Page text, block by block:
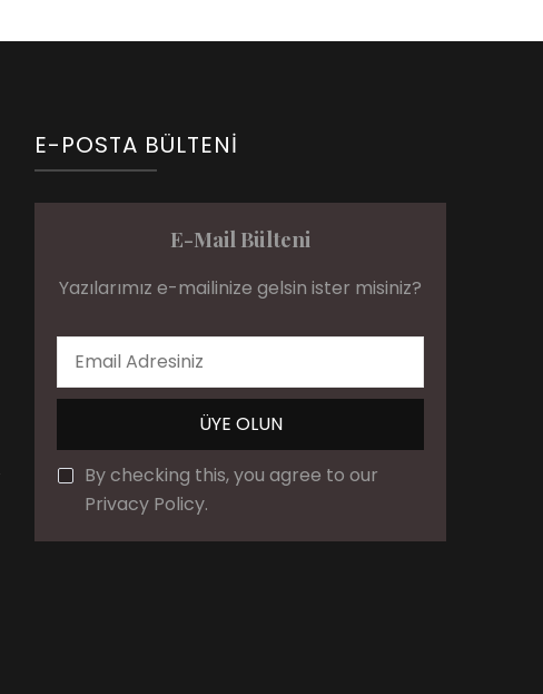
E-POSTA BÜLTENI
E-Mail Bülteni
Yazılarımız e-mailinize gelsin ister misiniz?
By checking this, you agree to our
Privacy Policy.